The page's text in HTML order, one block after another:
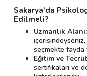
Sakarya'da
Edilmeli?
Uzmanlık Alanı:
seçmekte fayda
Eğitim ve
sertifikaları ve